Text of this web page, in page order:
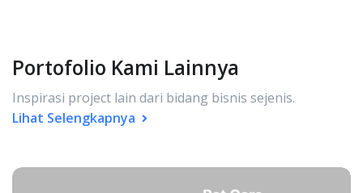
Portofolio Kami Lainnya
Inspirasi project lain dari bidang bisnis sejenis.
Lihat Selengkapnya